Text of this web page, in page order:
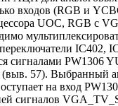
входов (RGB и
UOC, RGB с
IC402,
сигналами PW1306
57). Выбранный
на вход
сигналов